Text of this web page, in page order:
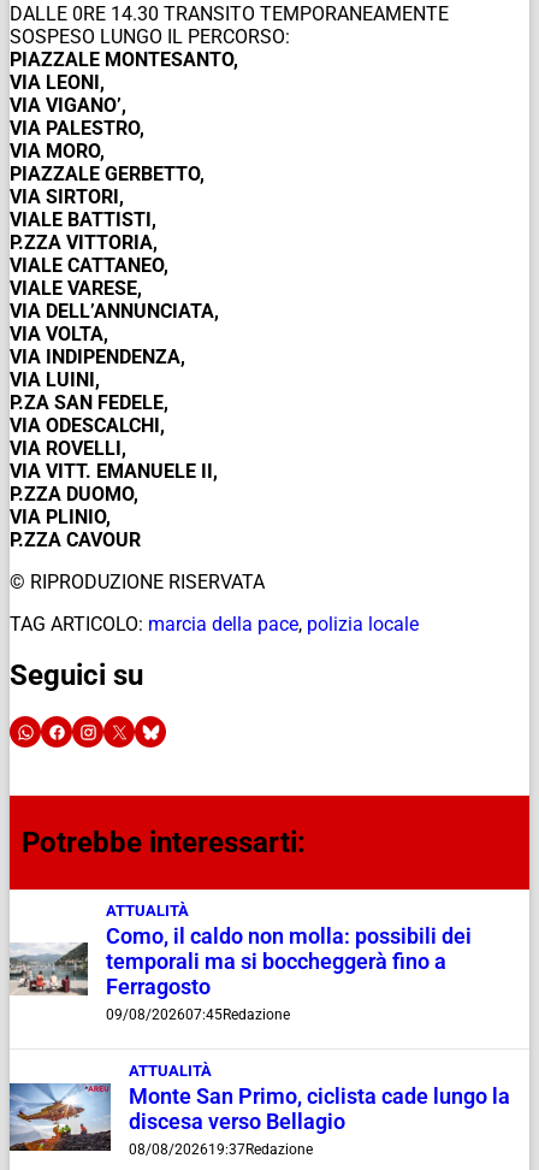
DALLE 0RE 14.30 TRANSITO TEMPORANEAMENTE
SOSPESO LUNGO IL PERCORSO:
PIAZZALE MONTESANTO,
VIA LEONI,
VIA VIGANO’,
VIA PALESTRO,
VIA MORO,
PIAZZALE GERBETTO,
VIA SIRTORI,
VIALE BATTISTI,
P.ZZA VITTORIA,
VIALE CATTANEO,
VIALE VARESE,
VIA DELL’ANNUNCIATA,
VIA VOLTA,
VIA INDIPENDENZA,
VIA LUINI,
P.ZA SAN FEDELE,
VIA ODESCALCHI,
VIA ROVELLI,
VIA VITT. EMANUELE II,
P.ZZA DUOMO,
VIA PLINIO,
P.ZZA CAVOUR
© RIPRODUZIONE RISERVATA
TAG ARTICOLO: marcia della pace, polizia locale
Seguici su
Potrebbe interessarti:
ATTUALITÀ
Como, il caldo non molla: possibili dei
temporali ma si boccheggerà fino a
Ferragosto
09/08/202607:45Redazione
ATTUALITÀ
Monte San Primo, ciclista cade lungo la
discesa verso Bellagio
08/08/202619:37Redazione